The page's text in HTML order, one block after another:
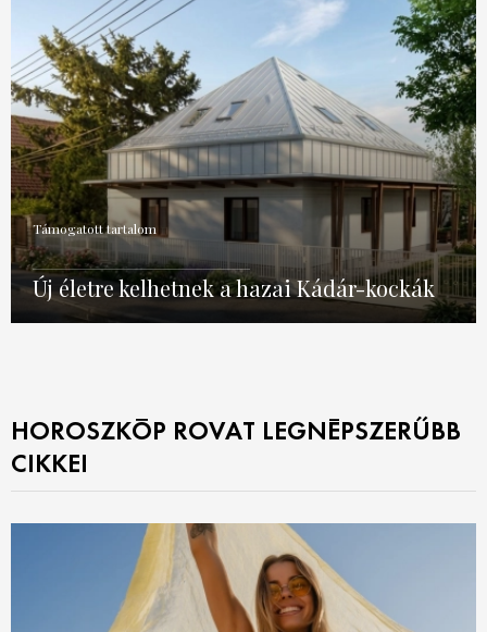
Támogatott tartalom
Új életre kelhetnek a hazai Kádár-kockák
HOROSZKÓP ROVAT LEGNÉPSZERŰBB
CIKKEI